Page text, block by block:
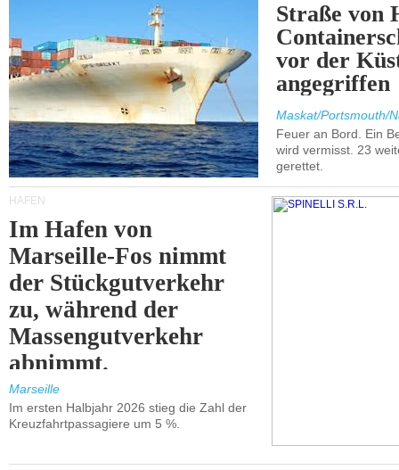
Straße von
vor der
angegriffen
Maskat/Portsmouth/
Feuer an Bord. Ein
wird vermisst. 23
gerettet.
HÄFEN
Im Hafen von
Marseille-Fos nimmt
der Stückgutverkehr
zu, während der
Massengutverkehr
abnimmt.
Marseille
Im ersten Halbjahr 2026 stieg die Zahl der
Kreuzfahrtpassagiere um 5 %.